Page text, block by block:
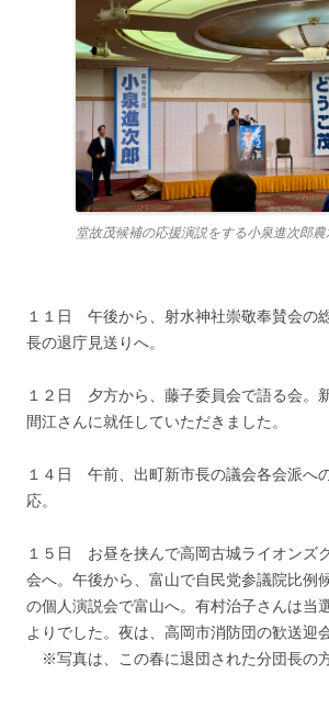
堂故茂候補の応援演説をする小泉進次郎農
１１日 午後から、射水神社崇敬奉賛会の
長の退庁見送りへ。
１２日 夕方から、藤子委員会で語る会。
間江さんに就任していただきました。
１４日 午前、出町新市長の議会各会派へ
応。
１５日 お昼を挟んで高岡古城ライオンズ
会へ。午後から、富山で自民党参議院比例
の個人演説会で富山へ。有村治子さんは当
よりでした。夜は、高岡市消防団の歓送迎会
※写真は、この春に退団された分団長の方